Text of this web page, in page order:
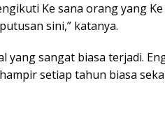
Ke sana orang yang
sini,” katanya.
yang sangat biasa terjadi.
setiap tahun biasa